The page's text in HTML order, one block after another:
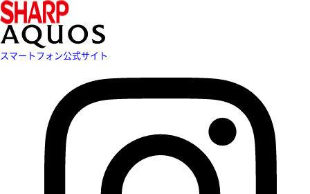
スマートフォン公式サイト